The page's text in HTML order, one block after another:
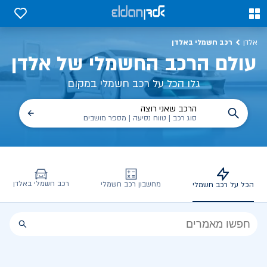
0
0
אלדן רכב חשמלי באלדן
עולם הרכב החשמלי של אלדן
גלו הכל על רכב חשמלי במקום
הרכב שאני רוצה
סוג רכב | טווח נסיעה | מספר מושבים
הכל על רכב חשמלי מחשבון רכב חשמלי רכב חשמלי באלדן
הכל
הכל על רכב חשמלי, שימושים, טכנולוגיה וכל מה שכדי לדעת | אלדן